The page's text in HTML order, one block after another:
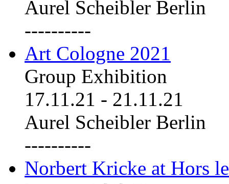
Aurel Scheibler Berlin
----------
Art Cologne 2021
Group Exhibition
17.11.21 - 21.11.21
Aurel Scheibler Berlin
----------
Norbert Kricke at Hors